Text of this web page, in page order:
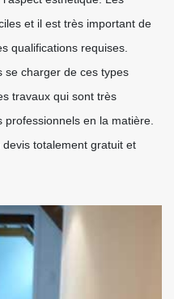
et il est très important de
qualifications requises.
se charger de ces types
travaux qui sont très
en la matière.
totalement gratuit et